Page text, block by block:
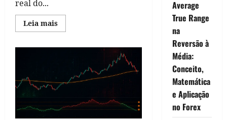
real do...
Leia maisRead
more
Reversão
Média:
Matemática
e
Average
True Range
na
Reversão à
Média:
Conceito,
Matemática
e Aplicação
no Forex